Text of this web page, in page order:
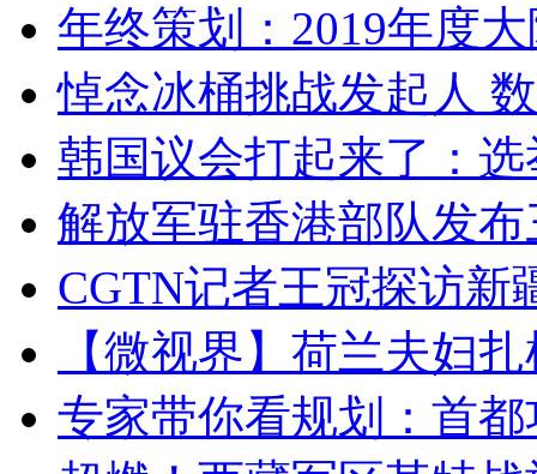
年终策划：2019年度
悼念冰桶挑战发起人
韩国议会打起来了：
解放军驻香港部队发
CGTN记者王冠探访新
【微视界】荷兰夫妇
专家带你看规划：首